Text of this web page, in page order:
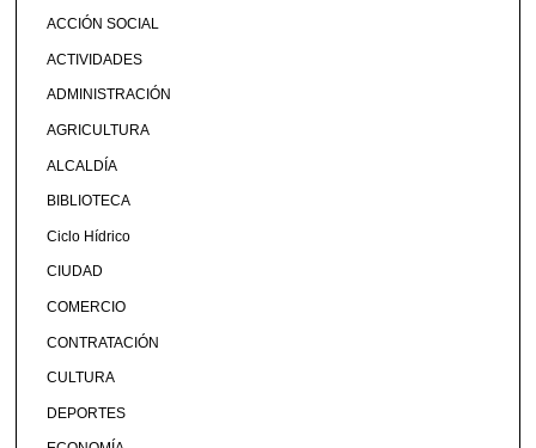
ACCIÓN SOCIAL
ACTIVIDADES
ADMINISTRACIÓN
AGRICULTURA
ALCALDÍA
BIBLIOTECA
Ciclo Hídrico
CIUDAD
COMERCIO
CONTRATACIÓN
CULTURA
DEPORTES